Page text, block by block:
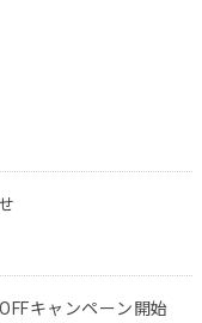
キャンペーン開始